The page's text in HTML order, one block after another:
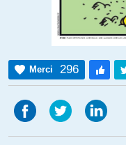
Merci 296